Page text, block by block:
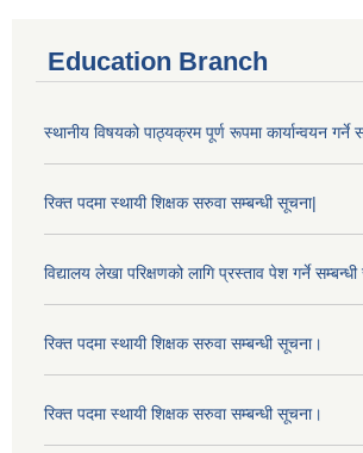
Education Branch
स्थानीय विषयको पाठ्यक्रम पूर्ण रूपमा कार्यान्वयन गर्ने
रिक्त पदमा स्थायी शिक्षक सरुवा सम्बन्धी सूचना|
विद्यालय लेखा परिक्षणको लागि प्रस्ताव पेश गर्ने
रिक्त पदमा स्थायी शिक्षक सरुवा सम्बन्धी सूचना।
रिक्त पदमा स्थायी शिक्षक सरुवा सम्बन्धी सूचना।